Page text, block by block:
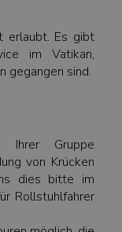
erlaubt. Es gibt
im Vatikan,
gegangen sind.
Gruppe
von Krücken
dies bitte im
Rollstuhlfahrer